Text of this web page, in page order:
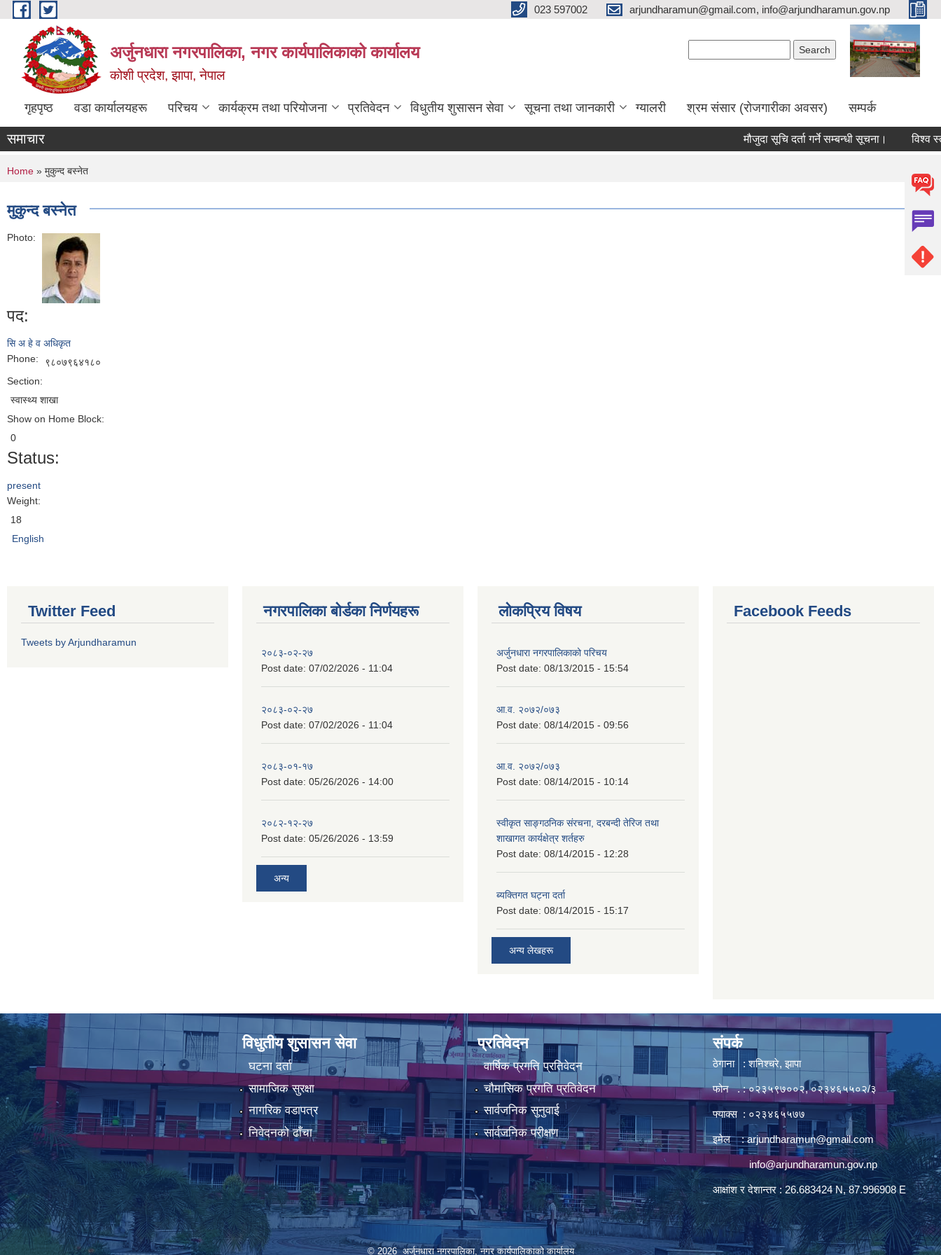
Skip to main content 023 597002 arjundharamun@gmail.com, info@arjundharamun.gov.np
अर्जुनधारा नगरपालिका, नगर कार्यपालिकाको कार्यालय
कोशी प्रदेश, झापा, नेपाल
गृहपृष्ठ वडा कार्यालयहरू परिचय कार्यक्रम तथा परियोजना प्रतिवेदन विधुतीय शुसासन सेवा सूचना तथा जानकारी ग्यालरी श्रम संसार (रोजगारीका अवसर) सम्पर्क
समाचार मौजुदा सूचि दर्ता गर्ने सम्बन्धी सूचना। विश्व
You are here
Home » मुकुन्द बस्नेत
मुकुन्द बस्नेत
Photo:
पद:
सि अ हे व अधिकृत
Phone:
९८०७९६४१८०
Section:
स्वास्थ्य शाखा
Show on Home Block:
0
Status:
present
Weight:
18
English
Twitter Feed
Tweets by Arjundharamun
नगरपालिका बाेर्डका निर्णयहरू
२०८३-०२-२७
Post date: 07/02/2026 - 11:04
२०८३-०२-२७
Post date: 07/02/2026 - 11:04
२०८३-०१-१७
Post date: 05/26/2026 - 14:00
२०८२-१२-२७
Post date: 05/26/2026 - 13:59
अन्य
लोकप्रिय विषय
अर्जुनधारा नगरपालिकाको परिचय
Post date: 08/13/2015 - 15:54
आ.व. २०७२/०७३
Post date: 08/14/2015 - 09:56
आ.व. २०७२/०७३
Post date: 08/14/2015 - 10:14
स्वीकृत साङ्गठनिक संरचना, दरबन्दी तेरिज तथा
शाखागत कार्यक्षेत्र शर्तहरु
Post date: 08/14/2015 - 12:28
ब्यक्तिगत घट्ना दर्ता
Post date: 08/14/2015 - 15:17
अन्य लेखहरू
Facebook Feeds
विधुतीय शुसासन सेवा
घटना दर्ता
सामाजिक सुरक्षा
नागरिक वडापत्र
निवेदनको ढाँचा
प्रतिवेदन
वार्षिक प्रगति प्रतिवेदन
चौमासिक प्रगति प्रतिवेदन
सार्वजनिक सुनुवाई
सार्वजनिक परीक्षण
संपर्क
ठेगाना : शनिश्चरे, झापा
फोन . : ०२३५९७००२, ०२३४६५५०२/३
फ्याक्स : ०२३४६५५७७
इमेल :arjundharamun@gmail.com
info@arjundharamun.gov.np
आक्षांश र देशान्तर : 26.683424 N, 87.996908 E
© 2026 अर्जुनधारा नगरपालिका, नगर कार्यपालिकाको कार्यालय